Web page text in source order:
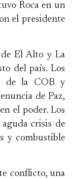
Roca en un
el presidente
de El Alto y La
del país. Los
de la COB y
de Paz,
el poder. Los
crisis de
y combustible
conflicto, una